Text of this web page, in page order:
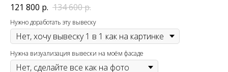
121 800 р. 134 600р.
Нужно доработать эту вывеску
Нужна визуализация вывески на моём фасаде